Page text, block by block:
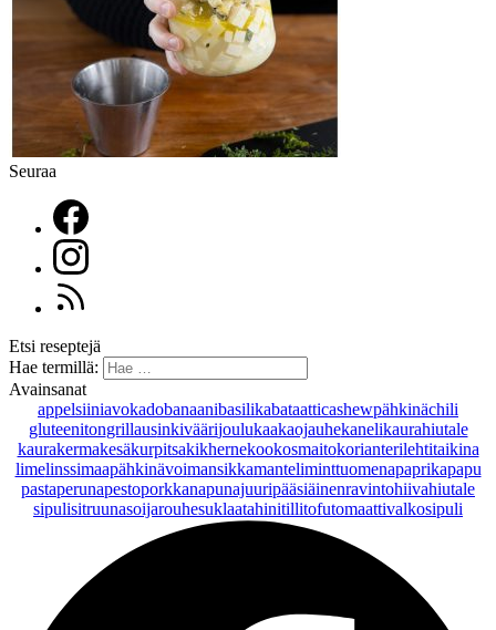
Seuraa
Etsi reseptejä
Hae termillä:
Avainsanat
appelsiiniavokadobanaanibasilikabataatticashewpähkinächili
gluteenitongrillausinkiväärijoulukaakaojauhekanelikaurahiutale
kaurakermakesäkurpitsakikhernekookosmaitokorianterilehtitaikina
limelinssimaapähkinävoimansikkamanteliminttuomenapaprikapapu
pastaperunapestoporkkanapunajuuripääsiäinenravintohiivahiutale
sipulisitruunasoijarouhesuklaatahinitillitofutomaattivalkosipuli